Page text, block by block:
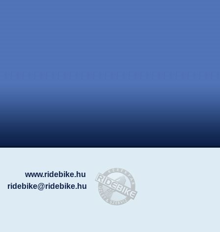
www.ridebike.hu
ridebike@ridebike.hu